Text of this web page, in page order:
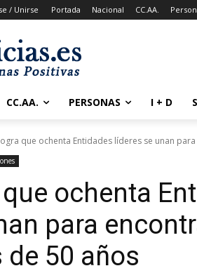
/ Unirse Portada Nacional CC.AA.
CC.AA. PERSONAS I + D
logra que ochenta Entidades líderes se unan
ochenta
para
de 50 años